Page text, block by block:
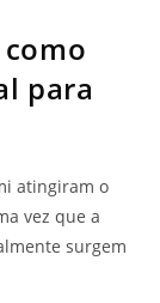
para
atingiram o
vez que a
surgem